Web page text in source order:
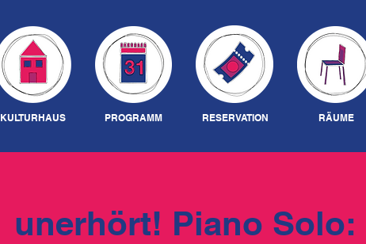
unerhört! Piano
KULTURHAUS PROGRAMM RESERVATION RÄUME